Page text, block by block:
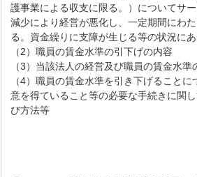
護事業による収支に限る。）についてサ
減少により経営が悪化し、一定期間にわ
る。資金繰りに支障が生じる等の状況に
（2）職員の賃金水準の引下げの内容
（3）当該法人の経営及び職員の賃金水準
（4）職員の賃金水準を引き下げること
意を得ていること等の必要な手続きに関
び方法等